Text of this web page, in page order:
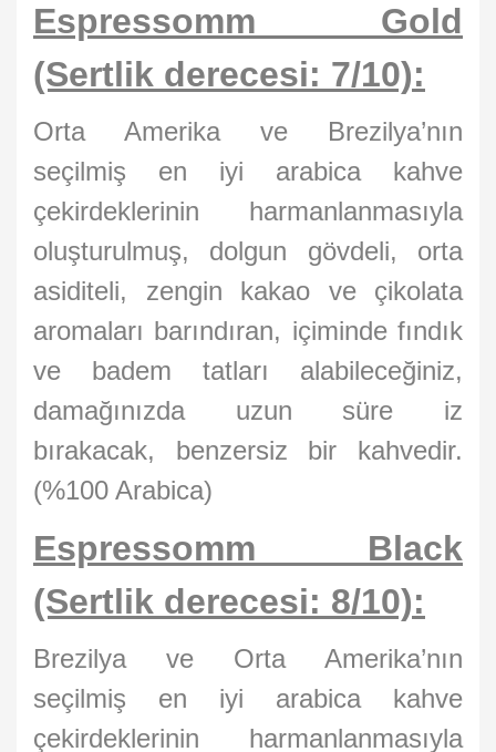
Espressomm Gold
(Sertlik derecesi: 7/10):
Orta Amerika ve Brezilya’nın
seçilmiş en iyi arabica kahve
çekirdeklerinin harmanlanmasıyla
oluşturulmuş, dolgun gövdeli, orta
asiditeli, zengin kakao ve çikolata
aromaları barındıran, içiminde fındık
ve badem tatları alabileceğiniz,
damağınızda uzun süre iz
bırakacak, benzersiz bir kahvedir.
(%100 Arabica)
Espressomm Black
(Sertlik derecesi: 8/10):
Brezilya ve Orta Amerika’nın
seçilmiş en iyi arabica kahve
çekirdeklerinin harmanlanmasıyla